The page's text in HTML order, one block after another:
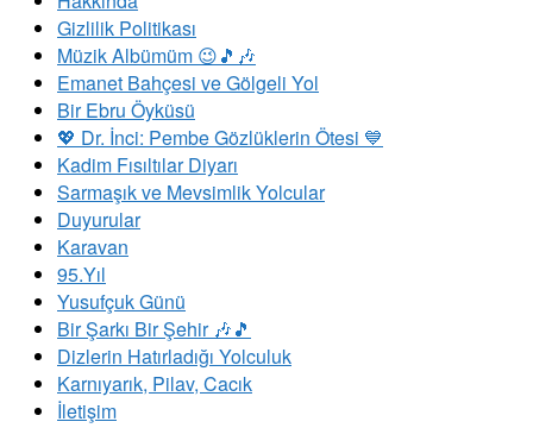
Gizlilik Politikası
Müzik Albümüm 😉🎵🎶
Emanet Bahçesi ve Gölgeli Yol
Bir Ebru Öyküsü
💖 Dr. İnci: Pembe Gözlüklerin Ötesi 💙
Kadim Fısıltılar Diyarı
Sarmaşık ve Mevsimlik Yolcular
Duyurular
Karavan
95.Yıl
Yusufçuk Günü
Bir Şarkı Bir Şehir 🎶🎵
Dizlerin Hatırladığı Yolculuk
Karnıyarık, Pilav, Cacık
İletişim